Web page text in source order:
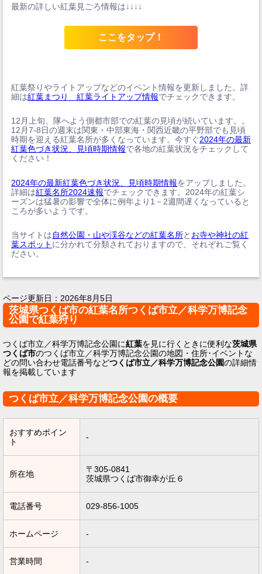
最新の詳しい紅葉見ごろ情報は↓↓↓↓
ここをタップ！
紅葉祭りやライトアップなどのイベント情報を更新しました。詳
細は紅葉まつり 紅葉ライトアップ情報でチェックできます。
12月上旬、隊へよう側都市部での紅葉の見頃が続いています。。
12月7-8日の週末は関東・中部東海・関西近畿の平野部でも見頃
時期を迎える紅葉名所が多くなっています。今すぐ2024年の最新
紅葉色づき状況、見頃時期情報で各地の紅葉状況をチェックして
ください！
2024年の最新紅葉色づき状況、見頃時期情報をアップしました。
詳細は紅葉名所2024速報でチェックできます。2024年の紅葉シ
ーズンは猛暑の影響で全体に例年より1－2週間遅くなっていると
ころが多いようです。
当サイトは自然公園・山や渓谷などの紅葉名所と お寺や神社の紅
葉スポット に分かれて分類されておりますので、それぞれご覧く
ださい。
ページ更新日： 2026年8月5日
茨城県つくば市の紅葉名所つくば市立／科学万博記念
公園で紅葉狩り
つくば市立／科学万博記念公園に紅葉を見に行くときに便利な茨城県
つくば市のつくば市立／科学万博記念公園の地図・住所･イベントな
どの問い合わせ電話番号などつくば市立／科学万博記念公園の詳細情
報を掲載しています
つくば市立／科学万博記念公園の概要
おすすめポイン
ト
-
所在地
〒305-0841
茨城県つくば市御幸が丘６
電話番号 029-856-1005
ホームページ -
営業時間 -